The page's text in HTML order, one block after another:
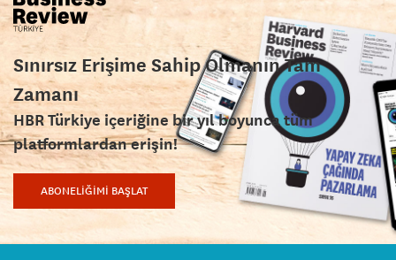
Sınırsız Erişime Sahip Olmanın Tam
Zamanı
HBR Türkiye içeriğine bir yıl boyunca tüm
platformlardan erişin!
ABONELİĞİMİ BAŞLAT